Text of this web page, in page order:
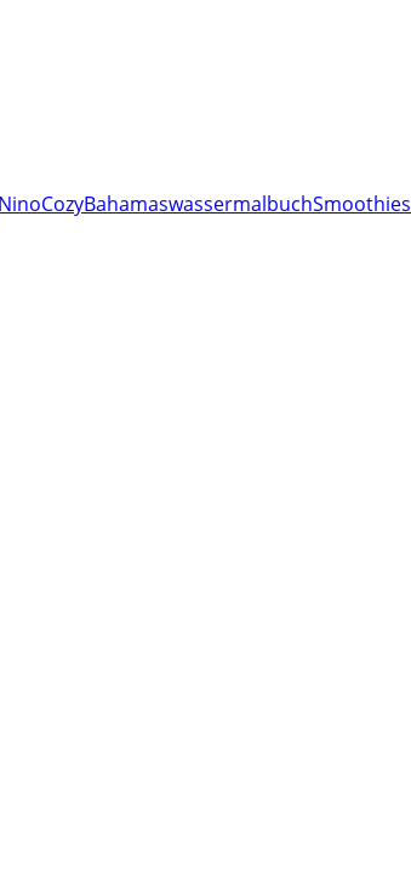
NinoCozyBahamaswassermalbuchSmoothies